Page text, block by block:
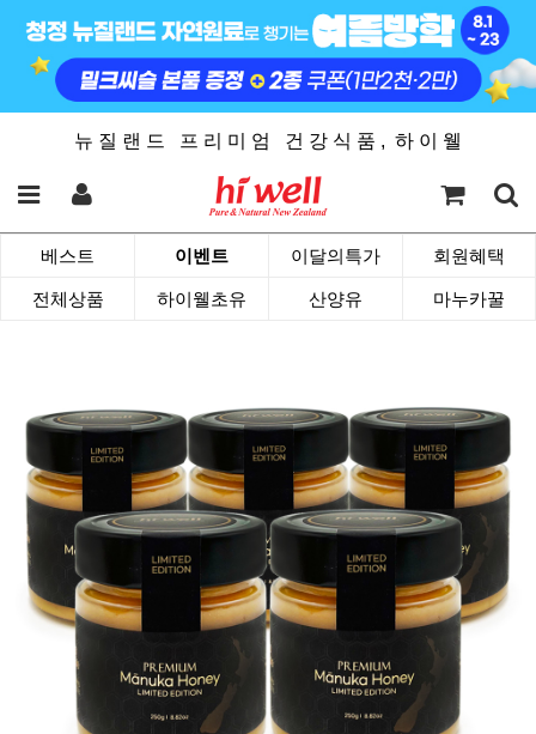
뉴 질 랜 드 프 리 미 엄 건 강 식 품 , 하 이 웰
베스트 이벤트 이달의특가 회원혜택
전체상품 하이웰초유 산양유 마누카꿀